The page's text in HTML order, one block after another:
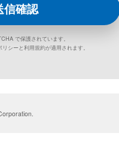
で保護されています。
リシーと利用規約が適用されます。